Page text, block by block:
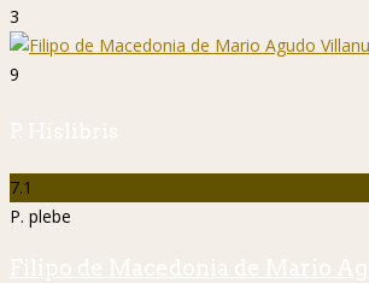
3
9
P. Hislibris
7.1
P. plebe
Filipo de Macedonia de Mario